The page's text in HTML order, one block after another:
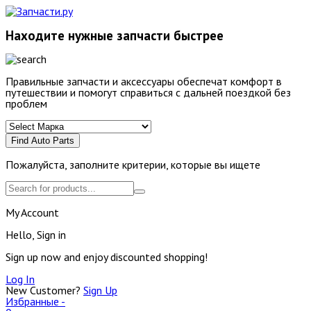
Находите нужные запчасти быстрее
Правильные запчасти и аксессуары обеспечат комфорт в
путешествии и помогут справиться с дальней поездкой без
проблем
Find Auto Parts
Пожалуйста, заполните критерии, которые вы ищете
My Account
Hello, Sign in
Sign up now and enjoy discounted shopping!
Log In
New Customer? Sign Up
Избранные -